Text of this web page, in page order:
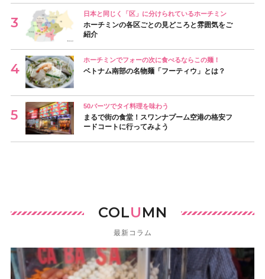
日本と同じく「区」に分けられているホーチミン
ホーチミンの各区ごとの見どころと雰囲気をご
紹介
ホーチミンでフォーの次に食べるならこの麺！
ベトナム南部の名物麺「フーティウ」とは？
50バーツでタイ料理を味わう
まるで街の食堂！スワンナプーム空港の格安フ
ードコートに行ってみよう
COLUMN
最新コラム